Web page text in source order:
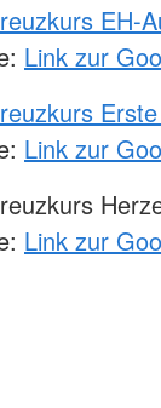
EH-
Link zur
Link zur
Link zur